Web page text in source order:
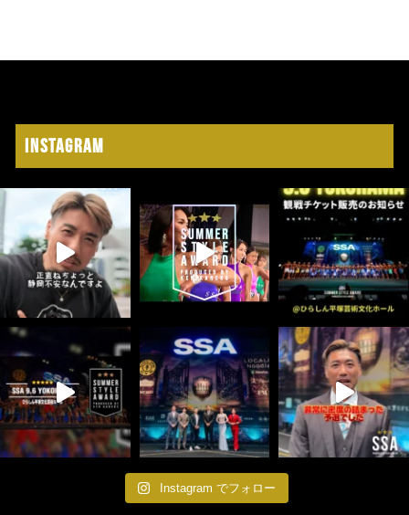
Instagram
Instagram でフォロー